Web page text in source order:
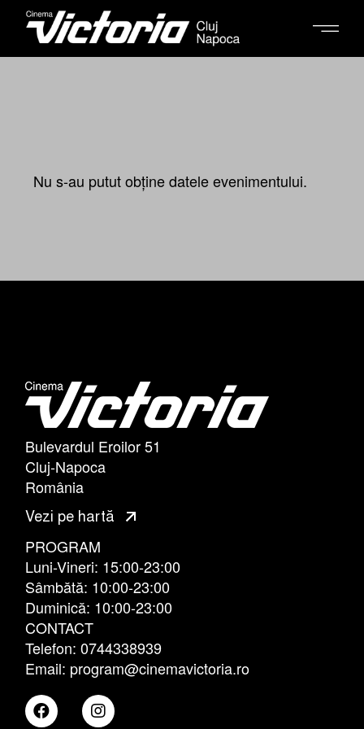
Nu s-au putut obține datele evenimentului.
Bulevardul Eroilor 51
Cluj-Napoca
România
Vezi pe hartă
PROGRAM
Luni-Vineri: 15:00-23:00
Sâmbătă: 10:00-23:00
Duminică: 10:00-23:00
CONTACT
Telefon: 0744338939
Email: program@cinemavictoria.ro